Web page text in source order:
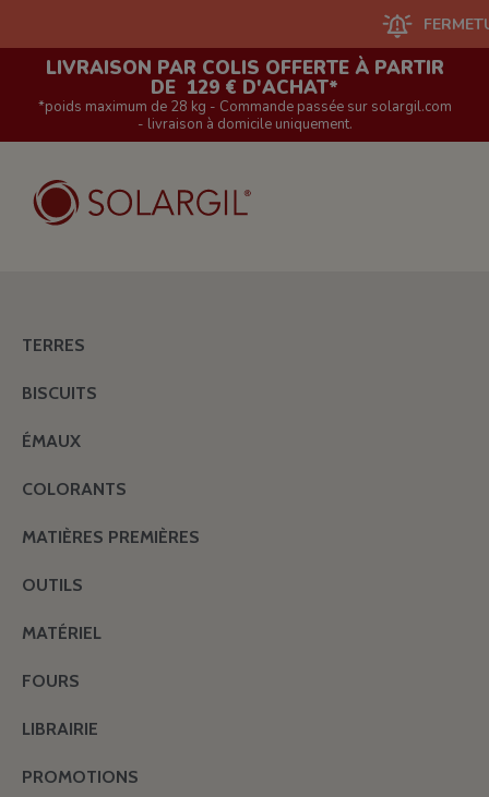
FERMETURE
LIVRAISON PAR COLIS OFFERTE À PARTIR
DE 129 € D'ACHAT*
*poids maximum de 28 kg - Commande passée sur solargil.com
- livraison à domicile uniquement.
TERRES
BISCUITS
ÉMAUX
COLORANTS
MATIÈRES PREMIÈRES
OUTILS
MATÉRIEL
FOURS
LIBRAIRIE
PROMOTIONS